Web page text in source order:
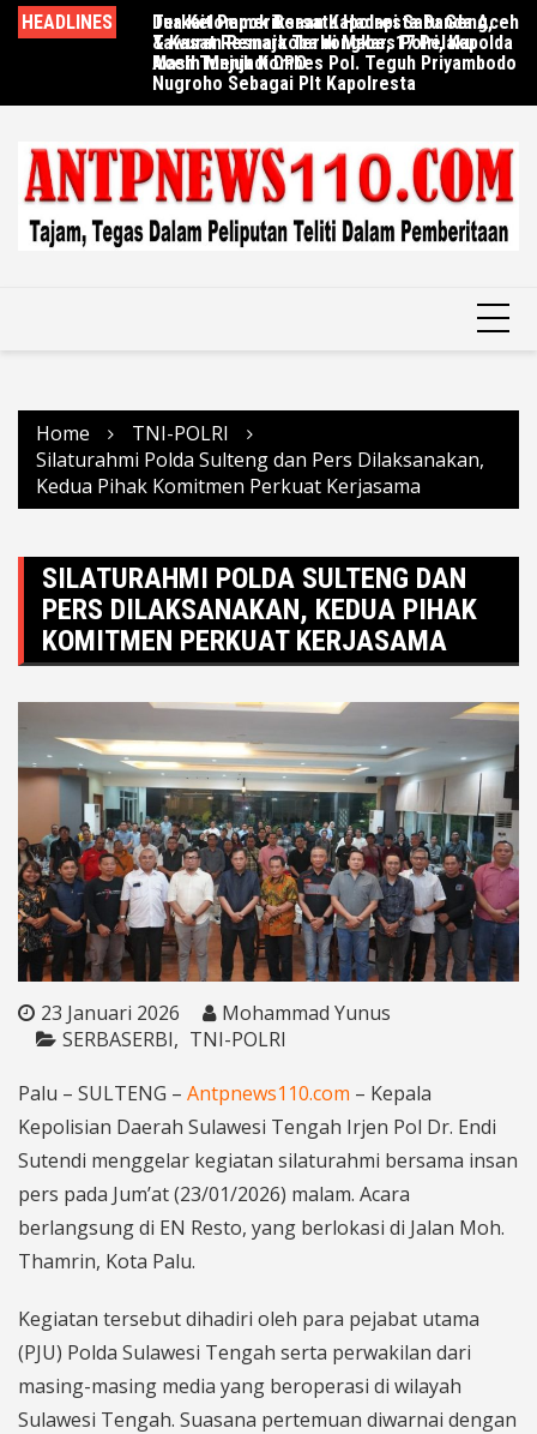
SkipHEADLINES
Terkait Pemeriksaan Kapolresta Banda Aceh
& Kasat Resnarkoba di Mabes Polri, Kapolda
Aceh Tunjuk Kombes Pol. Teguh Priyambodo
Nugroho Sebagai Plt Kapolresta
Dua Kelompok Bersatu Hadapi Satu Geng,
Tawuran Remaja Terbongkar, 17 Pelaku
Masih Menjadi DPO
Home
TNI-POLRI
Silaturahmi Polda Sulteng dan Pers Dilaksanakan,
Kedua Pihak Komitmen Perkuat Kerjasama
SILATURAHMI POLDA SULTENG DAN
PERS DILAKSANAKAN, KEDUA PIHAK
KOMITMEN PERKUAT KERJASAMA
23 Januari 2026
Mohammad Yunus
SERBASERBI
TNI-POLRI
Palu – SULTENG – Antpnews110.com – Kepala
Kepolisian Daerah Sulawesi Tengah Irjen Pol Dr. Endi
Sutendi menggelar kegiatan silaturahmi bersama insan
pers pada Jum’at (23/01/2026) malam. Acara
berlangsung di EN Resto, yang berlokasi di Jalan Moh.
Thamrin, Kota Palu.
Kegiatan tersebut dihadiri oleh para pejabat utama
(PJU) Polda Sulawesi Tengah serta perwakilan dari
masing-masing media yang beroperasi di wilayah
Sulawesi Tengah. Suasana pertemuan diwarnai dengan